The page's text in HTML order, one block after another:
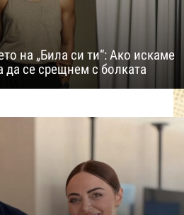
на „Била си ти“: Ако искаме
да се срещнем с болката